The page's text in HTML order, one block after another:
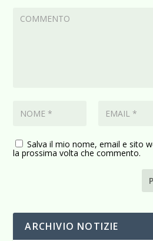
Salva il mio nome, email e sito
la prossima volta che commento.
ARCHIVIO NOTIZIE